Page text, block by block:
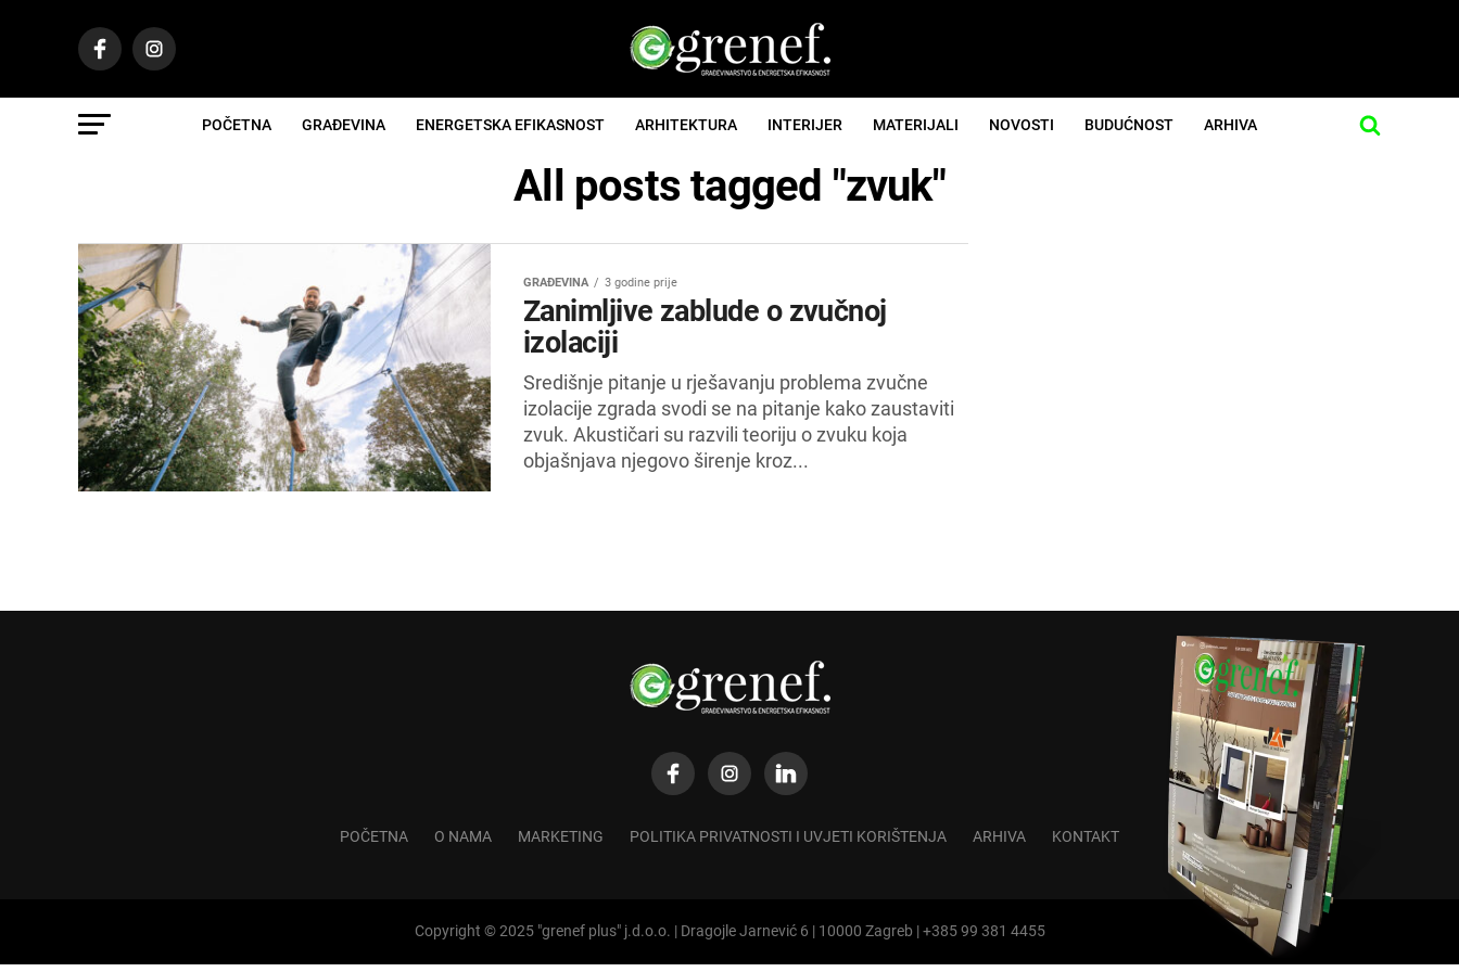
POČETNA GRAĐEVINA ENERGETSKA EFIKASNOST ARHITEKTURA INTERIJER MATERIJALI NOVOSTI BUDUĆNOST ARHIVA
All posts tagged "zvuk"
GRAĐEVINA 3 godine prije
Zanimljive zablude o zvučnoj
izolaciji
Središnje pitanje u rješavanju problema zvučne
izolacije zgrada svodi se na pitanje kako zaustaviti
zvuk. Akustičari su razvili teoriju o zvuku koja
objašnjava njegovo širenje kroz...
POČETNA O NAMA MARKETING POLITIKA PRIVATNOSTI I UVJETI KORIŠTENJA ARHIVA KONTAKT
Copyright © 2025 "grenef plus" j.d.o.o. | Dragojle Jarnević 6 | 10000 Zagreb | +385 99 381 4455